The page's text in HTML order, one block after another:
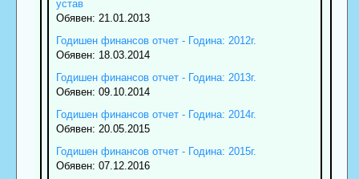
устав
Обявен: 21.01.2013
Годишен финансов отчет - Година: 2012г.
Обявен: 18.03.2014
Годишен финансов отчет - Година: 2013г.
Обявен: 09.10.2014
Годишен финансов отчет - Година: 2014г.
Обявен: 20.05.2015
Годишен финансов отчет - Година: 2015г.
Обявен: 07.12.2016